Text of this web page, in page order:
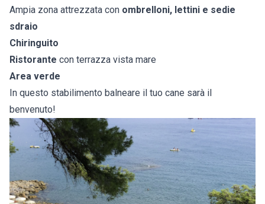
Ampia zona attrezzata con ombrelloni, lettini e sedie
sdraio
Chiringuito
Ristorante con terrazza vista mare
Area verde
In questo stabilimento balneare il tuo cane sarà il
benvenuto!